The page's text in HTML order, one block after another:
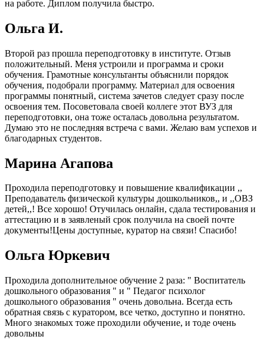
на работе. Диплом получила быстро.
Ольга И.
Второй раз прошла переподготовку в институте. Отзыв
положительный. Меня устроили и программа и сроки
обучения. Грамотные консультанты объяснили порядок
обучения, подобрали программу. Материал для освоения
программы понятный, система зачетов следует сразу после
освоения тем. Посоветовала своей коллеге этот ВУЗ для
переподготовки, она тоже осталась довольна результатом.
Думаю это не последняя встреча с вами. Желаю вам успехов и
благодарных студентов.
Марина Агапова
Проходила переподготовку и повышение квалификации ,,
Преподаватель физической культуры дошкольников,, и ,,ОВЗ
детей,,! Все хорошо! Отучилась онлайн, сдала тестирования и
аттестацию и в заявленый срок получила на своей почте
документы!Цены доступные, куратор на связи! Спасибо!
Ольга Юркевич
Проходила дополнительное обучение 2 раза: " Воспитатель
дошкольного образования " и " Педагог психолог
дошкольного образования " очень довольна. Всегда есть
обратная связь с куратором, все четко, доступно и понятно.
Много знакомых тоже проходили обучение, и тоде очень
довольны